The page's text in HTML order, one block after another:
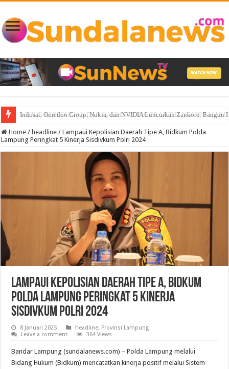
Indosat, Ooredoo Group, Nokia, dan NVIDIA Luncurkan Zankore, Bangun
Home / headline / Lampaui Kepolisian Daerah Tipe A, Bidkum Polda
Lampung Peringkat 5 Kinerja Sisdivkum Polri 2024
Lampaui Kepolisian Daerah Tipe A, Bidkum
Polda Lampung Peringkat 5 Kinerja
Sisdivkum Polri 2024
8 Januari 2025 headline, Provinsi Lampung
Leave a comment
364 Views
Bandar Lampung (sundalanews.com) – Polda Lampung melalui
Bidang Hukum (Bidkum) mencatatkan kinerja positif melalui Sistem